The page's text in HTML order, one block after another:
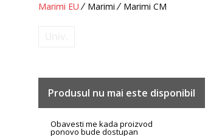
Marimi EU Marimi Marimi CM
Produsul nu mai este disponibil
Obavesti me kada proizvod
ponovo bude dostupan